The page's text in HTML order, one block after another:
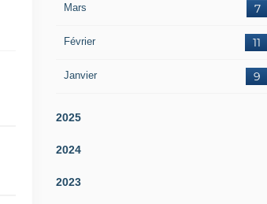
Mars 7
Février 11
Janvier 9
2025
2024
2023